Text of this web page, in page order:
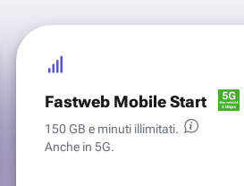
Fastweb Mobile Start
150 GB e minuti illimitati.
Anche in 5G.